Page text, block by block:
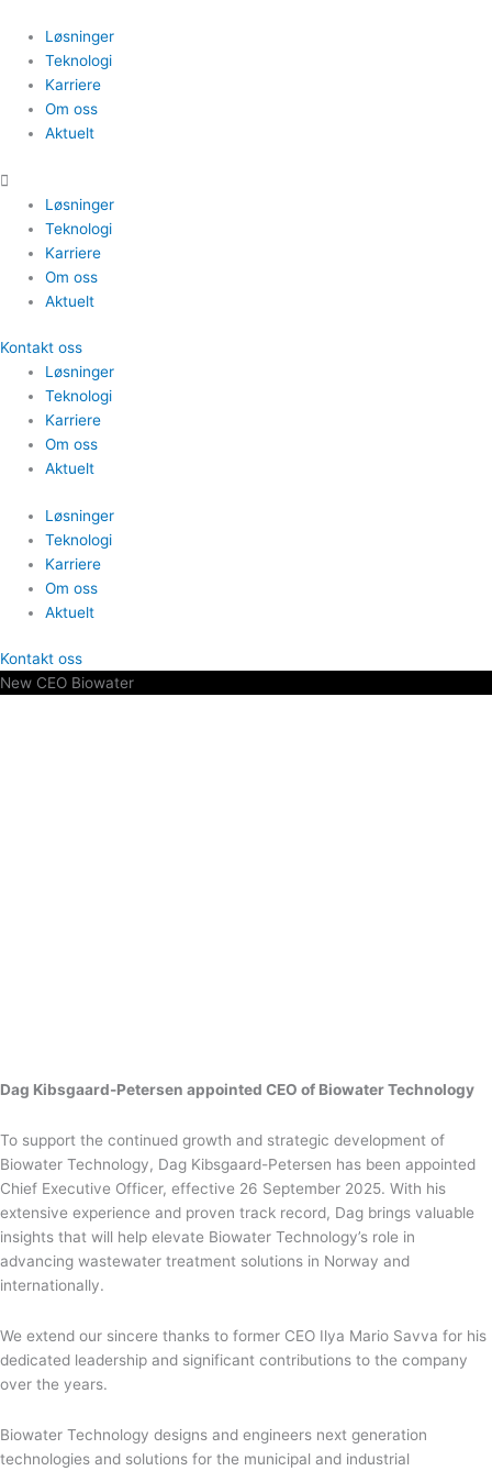
innholdet
Løsninger
Teknologi
Karriere
Om oss
Aktuelt
Løsninger
Teknologi
Karriere
Om oss
Aktuelt
Kontakt oss
Løsninger
Teknologi
Karriere
Om oss
Aktuelt
Løsninger
Teknologi
Karriere
Om oss
Aktuelt
Kontakt oss
New CEO Biowater
Dag Kibsgaard-Petersen appointed CEO of Biowater Technology
To support the continued growth and strategic development of
Biowater Technology, Dag Kibsgaard-Petersen has been appointed
Chief Executive Officer, effective 26 September 2025. With his
extensive experience and proven track record, Dag brings valuable
insights that will help elevate Biowater Technology’s role in
advancing wastewater treatment solutions in Norway and
internationally.
We extend our sincere thanks to former CEO Ilya Mario Savva for his
dedicated leadership and significant contributions to the company
over the years.
Biowater Technology designs and engineers next generation
technologies and solutions for the municipal and industrial